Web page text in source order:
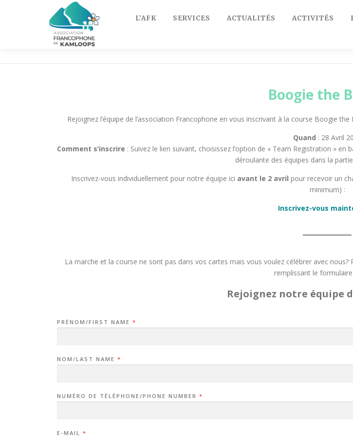
L’AFK SERVICES ACTUALITÉS ACTIVITÉS
Boogie the
Rejoignez l’équipe de l’association Francophone en vous inscrivant à la course Boogie
Quand : 28 Avril
Comment s’inscrire : Suivez le lien suivant, choisissez l’option de « Team Registration »
déroulante des équipes dans la
Inscrivez-vous individuellement pour notre équipe ici avant le 2 avril pour recevoir un
minimum) :
Inscrivez-vous
La marche et la course ne sont pas dans vos cartes mais vous voulez célébrer avec
remplissant le
Rejoignez notre équipe
PRÉNOM/FIRST NAME *
NOM/LAST NAME *
NUMÉRO DE TÉLÉPHONE/PHONE NUMBER *
E-MAIL *